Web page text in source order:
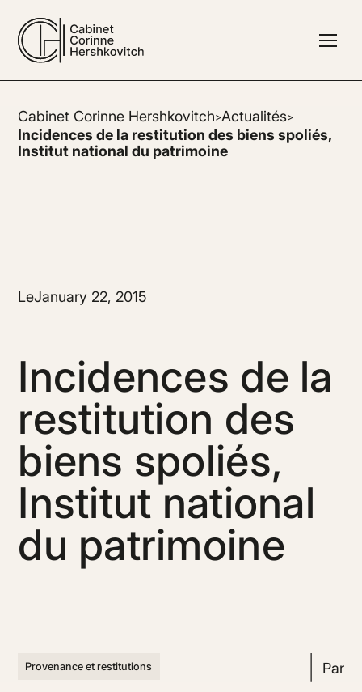
Cabinet Corinne Hershkovitch>Actualités>
Incidences de la restitution des biens spoliés,
Institut national du patrimoine
LeJanuary 22, 2015
Incidences de la
restitution des
biens spoliés,
Institut national
du patrimoine
Provenance et restitutions Par